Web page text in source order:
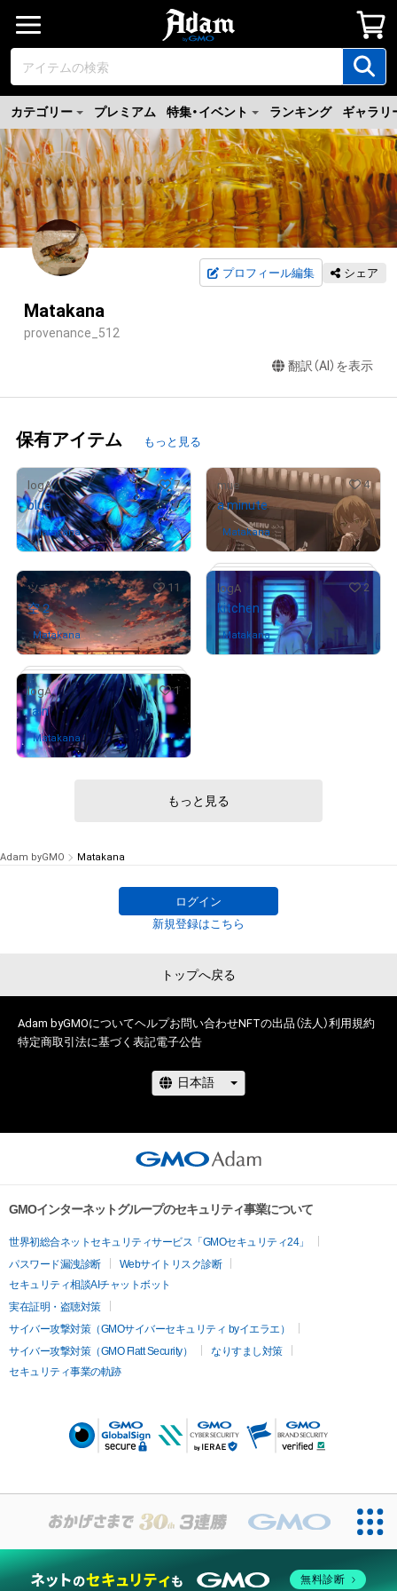
カテゴリー プレミアム 特集・イベント ランキング ギャラリ
プロフィール編集 シェア
Matakana
provenance_512
翻訳（AI）を表示
保有アイテム もっと見る
logA 7
blue
Matakanaさんが保有中
mue 4
a minute
Matakana さんが保有中
ツチヤ 11
空２
Matakanaさんが保有中
logA 2
kitchen
Matakanaさんが保有中
logA 1
rain
Matakana さんが保有中
もっと見る
Adam byGMO Matakana
ログイン
新規登録はこちら
トップへ戻る
Adam byGMOについてヘルプお問い合わせNFTの出品（法人）利用規約
特定商取引法に基づく表記電子公告
GMOインターネットグループのセキュリティ事業について
世界初総合ネットセキュリティサービス「GMOセキュリティ24」
パスワード漏洩診断
Webサイトリスク診断
セキュリティ相談AIチャットボット
実在証明・盗聴対策
サイバー攻撃対策（GMOサイバーセキュリティ byイエラエ）
サイバー攻撃対策（GMO Flatt Security）
なりすまし対策
セキュリティ事業の軌跡
無料診断